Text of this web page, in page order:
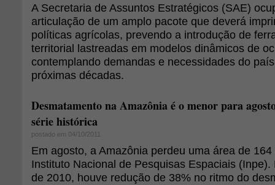
A Secretaria de Assuntos Estratégicos (SAE)
articulação de um amplo pacote que deverá
políticas agrícolas, prevendo a introdução de
territorial lastreadas em modelos dinâmicos de
contemplando demandas e necessidades do
próximas décadas.
Desmatamento na Amazônia é o menor para
série histórica
postado em 04/10/2011
Em agosto, a Amazônia perdeu uma área de 164
Instituto Nacional de Pesquisas Espaciais
de 2010, houve redução de 38% no ritmo do